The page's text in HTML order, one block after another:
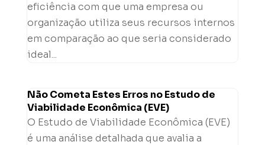
eficiência com que uma empresa ou
organização utiliza seus recursos internos
em comparação ao que seria considerado
ideal...
Não Cometa Estes Erros no Estudo de
Viabilidade Econômica (EVE)
O Estudo de Viabilidade Econômica (EVE)
é uma análise detalhada que avalia a